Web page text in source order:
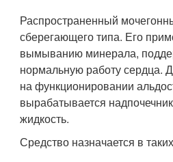
Распространенный
сберегающего типа. Его
вымыванию минерала,
нормальную работу сердца.
на функционировании
вырабатывается
жидкость.
Средство назначается в